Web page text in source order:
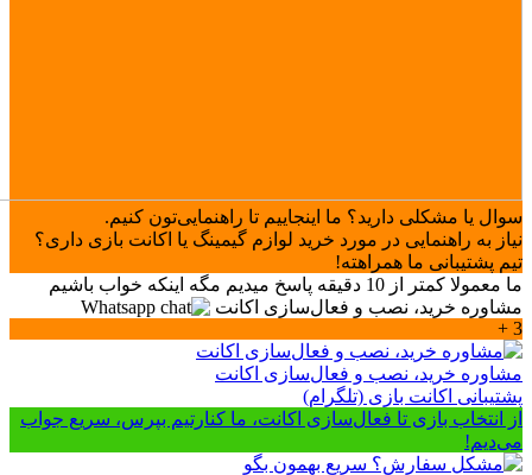
سوال یا مشکلی دارید؟ ما اینجاییم تا راهنمایی‌تون کنیم.
نیاز به راهنمایی در مورد خرید لوازم گیمینگ یا اکانت بازی داری؟
تیم پشتیبانی ما همراهته!
ما معمولا کمتر از 10 دقیقه پاسخ میدیم مگه اینکه خواب باشیم
مشاوره خرید، نصب و فعال‌سازی اکانت
3 +
مشاوره خرید، نصب و فعال‌سازی اکانت
پشتیبانی اکانت بازی (تلگرام)
از انتخاب بازی تا فعال‌سازی اکانت، ما کنارتیم بپرس، سریع جواب
می‌دیم!